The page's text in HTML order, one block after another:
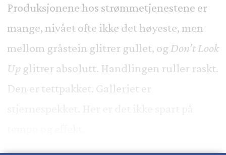
Produksjonene hos strømmetjenestene er
mange, nivået ofte ikke det høyeste, men
mellom gråstein glitrer gullet, og Don’t Look
Upglitrer absolutt. Handlingen ruller raskt.
Den er tettpakket. Galleriet er